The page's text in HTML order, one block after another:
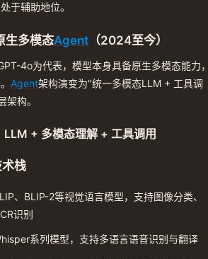
于辅助地位。
生多模态Agent （2024至今）
4o为代表，模型本身具备原生多模态能力
Agent架构演变为"统一多模态LLM + 工具调
构。
+ 多模态理解 + 工具调用
栈
、BLIP-2等视觉语言模型，支持图像分类、
识别
系列模型，支持多语言语音识别与翻译